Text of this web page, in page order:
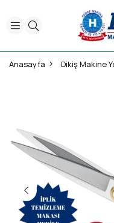
Anasayfa Dikiş Makine